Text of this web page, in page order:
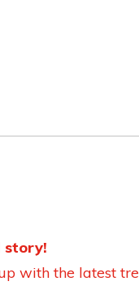
story!
with the latest